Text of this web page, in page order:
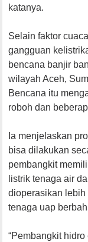
katanya.
Selain faktor
gangguan
bencana banjir
wilayah Aceh,
Bencana itu
roboh dan
Ia menjelaskan
bisa dilakukan
pembangkit
listrik tenaga air
dioperasikan
tenaga uap
“Pembangkit